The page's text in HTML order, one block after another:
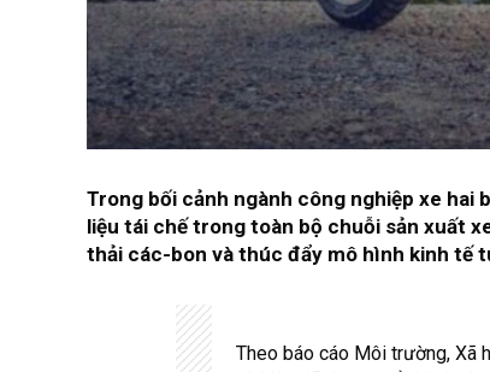
Trong bối cảnh ngành công nghiệp xe hai
liệu tái chế trong toàn bộ chuỗi sản xuất
thải các-bon và thúc đẩy mô hình kinh tế
Theo báo cáo Môi trường, Xã